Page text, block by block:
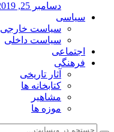
دسامبر 25, 2019
سیاسی
سیاست خارجی
سیاست داخلی
اجتماعی
فرهنگی
آثار تاریخی
کتابخانه ها
مشاهیر
موزه ها